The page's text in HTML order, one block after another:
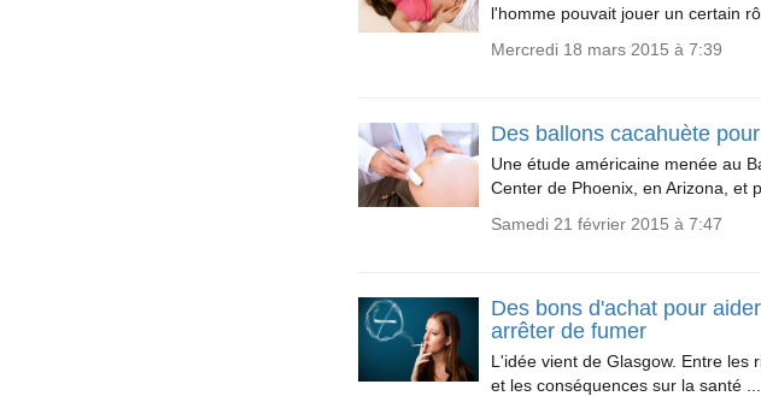
l'homme pouvait jouer un certain
Mercredi 18 mars 2015 à 7:39
Des ballons cacahuète
Une étude américaine menée au
Center de Phoenix, en Arizona, et
Samedi 21 février 2015 à 7:47
Des bons d'achat pour
arrêter de fumer
L'idée vient de Glasgow. Entre les
et les conséquences sur la santé ...